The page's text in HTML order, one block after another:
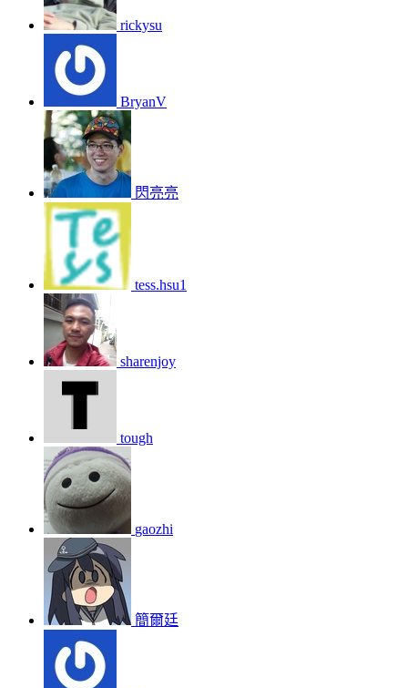
rickysu
BryanV
閃亮亮
tess.hsu1
sharenjoy
tough
gaozhi
簡爾廷